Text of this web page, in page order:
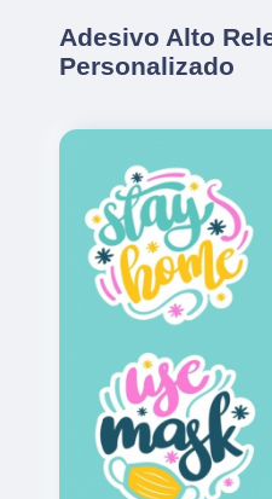
Adesivo Alto
Personalizado